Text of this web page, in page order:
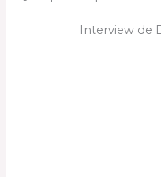
Interview de